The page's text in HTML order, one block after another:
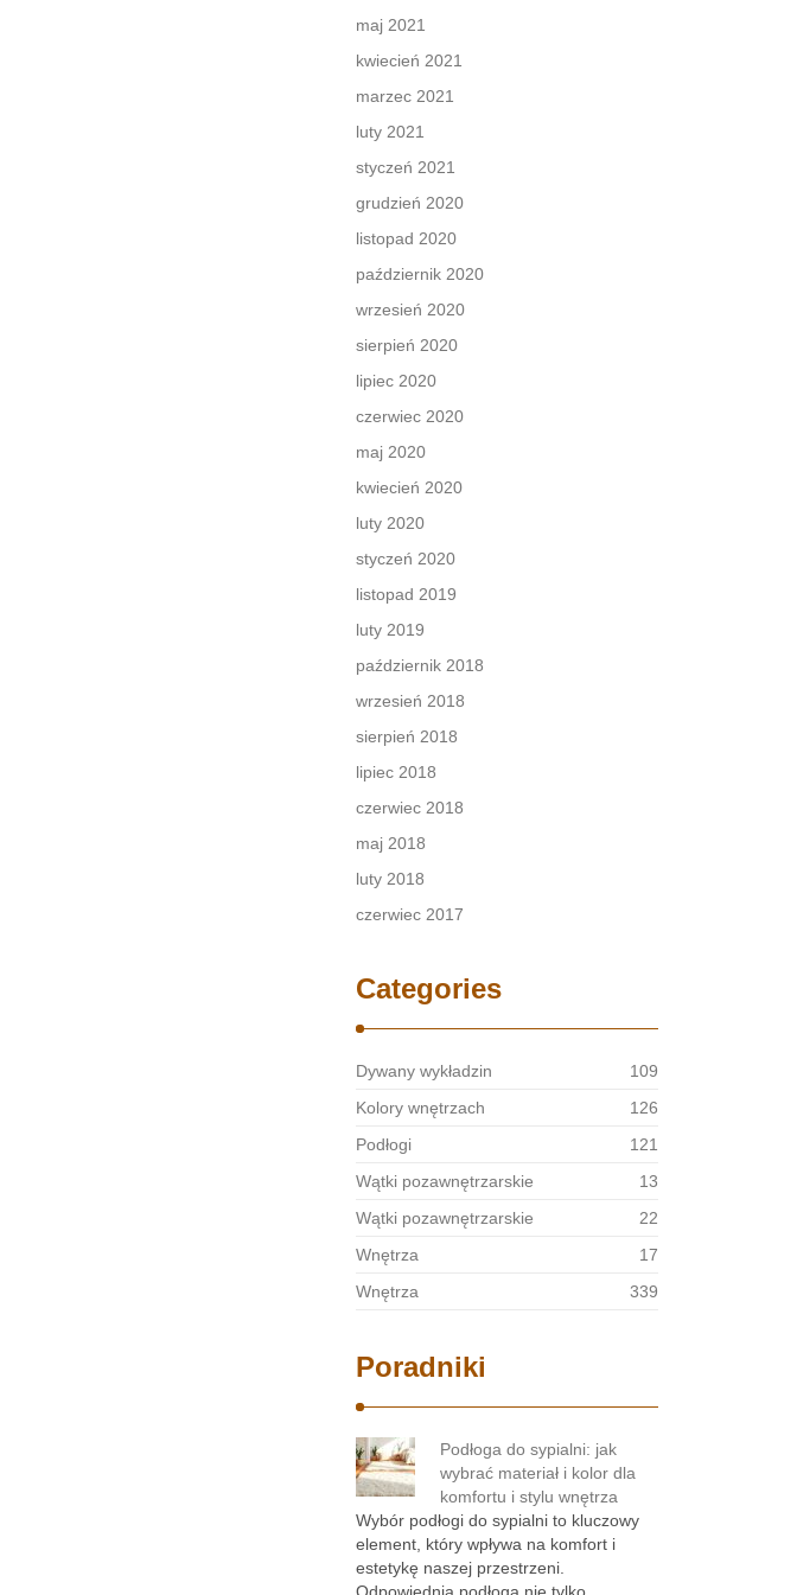
maj 2021
kwiecień 2021
marzec 2021
luty 2021
styczeń 2021
grudzień 2020
listopad 2020
październik 2020
wrzesień 2020
sierpień 2020
lipiec 2020
czerwiec 2020
maj 2020
kwiecień 2020
luty 2020
styczeń 2020
listopad 2019
luty 2019
październik 2018
wrzesień 2018
sierpień 2018
lipiec 2018
czerwiec 2018
maj 2018
luty 2018
czerwiec 2017
Categories
Dywany wykładzin
109
Kolory wnętrzach
126
Podłogi
121
Wątki pozawnętrzarskie
13
Wątki pozawnętrzarskie
22
Wnętrza
17
Wnętrza
339
Poradniki
Podłoga do sypialni: jak
wybrać materiał i kolor dla
komfortu i stylu wnętrza
Wybór podłogi do sypialni to kluczowy
element, który wpływa na komfort i
estetykę naszej przestrzeni.